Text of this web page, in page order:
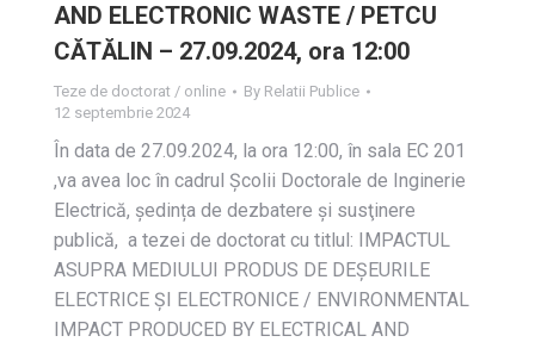
AND ELECTRONIC WASTE / PETCU
CĂTĂLIN – 27.09.2024, ora 12:00
Teze de doctorat / online By Relatii Publice
12 septembrie 2024
În data de 27.09.2024, la ora 12:00, în sala EC 201
,va avea loc în cadrul Școlii Doctorale de Inginerie
Electrică, ședința de dezbatere și susţinere
publică, a tezei de doctorat cu titlul: IMPACTUL
ASUPRA MEDIULUI PRODUS DE DEȘEURILE
ELECTRICE ȘI ELECTRONICE / ENVIRONMENTAL
IMPACT PRODUCED BY ELECTRICAL AND